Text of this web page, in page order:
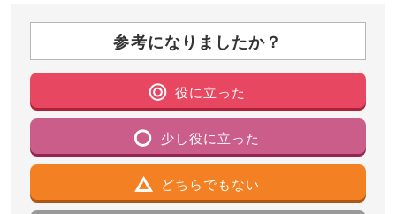
参考になりましたか？
役に立った
少し役に立った
どちらでもない